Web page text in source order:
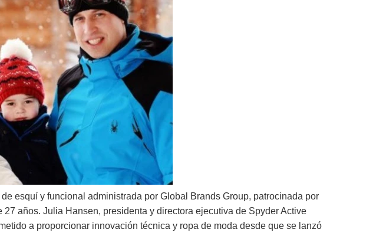
Tarjetas de control
de acceso
Lectores de tarjetas
de control de acceso
Seleccionar
productos
Productos más
vendidos
Tarjeta RFID /
Etiqueta NFC / Hoja
esquí y funcional administrada por Global Brands Group, patrocinada por
años. Julia Hansen, presidenta y directora ejecutiva de Spyder Active
a proporcionar innovación técnica y ropa de moda desde que se lanzó